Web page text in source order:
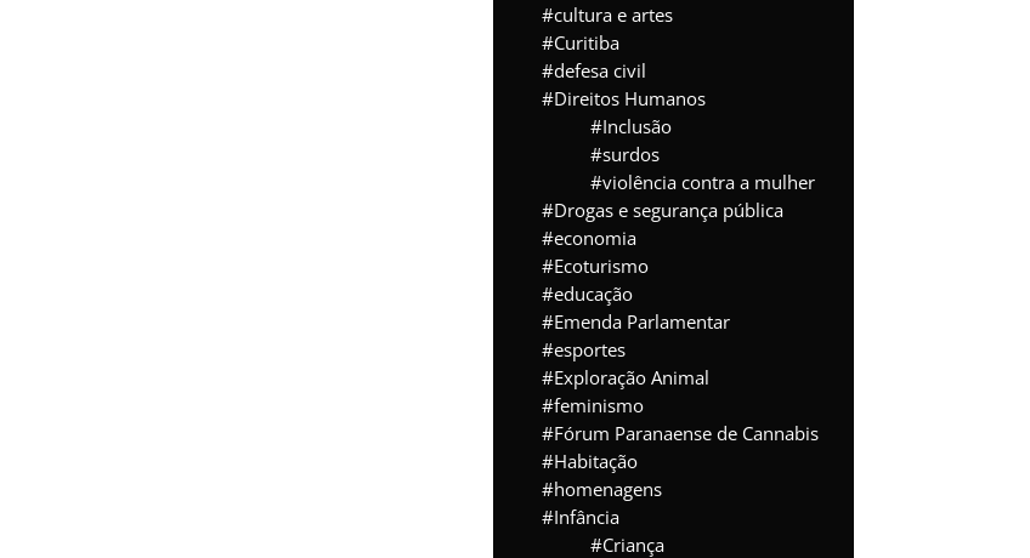
cultura e artes
Curitiba
defesa civil
Direitos Humanos
Inclusão
surdos
violência contra a mulher
Drogas e segurança pública
economia
Ecoturismo
educação
Emenda Parlamentar
esportes
Exploração Animal
feminismo
Fórum Paranaense de Cannabis
Habitação
homenagens
Infância
Criança